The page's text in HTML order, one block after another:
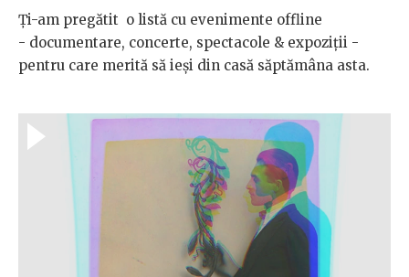
Ți-am pregătit o listă cu evenimente offline
- documentare, concerte, spectacole & expoziții -
pentru care merită să ieși din casă săptămâna asta.